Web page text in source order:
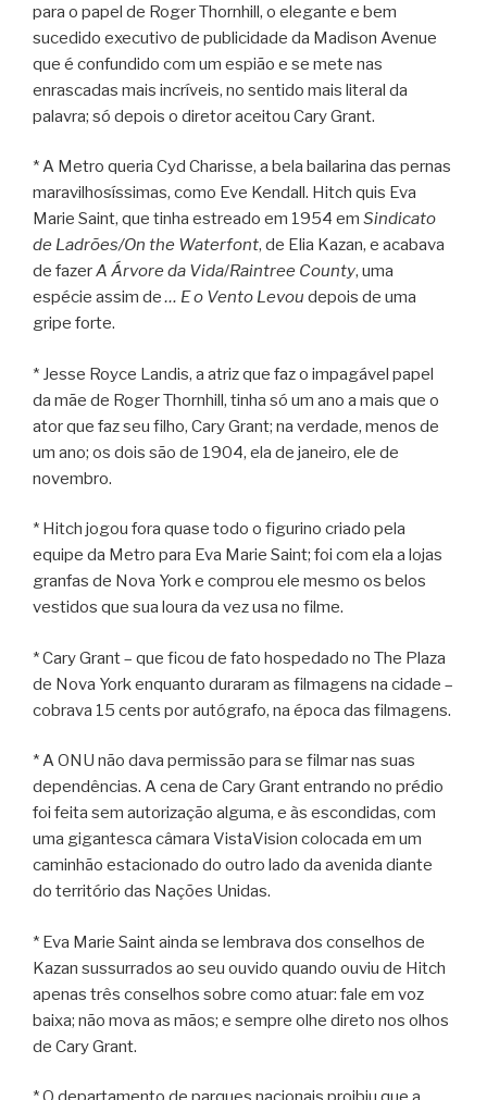
para o papel de Roger Thornhill, o elegante e bem
sucedido executivo de publicidade da Madison Avenue
que é confundido com um espião e se mete nas
enrascadas mais incríveis, no sentido mais literal da
palavra; só depois o diretor aceitou Cary Grant.
* A Metro queria Cyd Charisse, a bela bailarina das pernas
maravilhosíssimas, como Eve Kendall. Hitch quis Eva
Marie Saint, que tinha estreado em 1954 em Sindicato
de Ladrões/On the Waterfont, de Elia Kazan, e acabava
de fazerA Árvore da Vida/Raintree County, uma
espécie assim de… E o Vento Levou depois de uma
gripe forte.
* Jesse Royce Landis, a atriz que faz o impagável papel
da mãe de Roger Thornhill, tinha só um ano a mais que o
ator que faz seu filho, Cary Grant; na verdade, menos de
um ano; os dois são de 1904, ela de janeiro, ele de
novembro.
* Hitch jogou fora quase todo o figurino criado pela
equipe da Metro para Eva Marie Saint; foi com ela a lojas
granfas de Nova York e comprou ele mesmo os belos
vestidos que sua loura da vez usa no filme.
* Cary Grant – que ficou de fato hospedado no The Plaza
de Nova York enquanto duraram as filmagens na cidade –
cobrava 15 cents por autógrafo, na época das filmagens.
* A ONU não dava permissão para se filmar nas suas
dependências. A cena de Cary Grant entrando no prédio
foi feita sem autorização alguma, e às escondidas, com
uma gigantesca câmara VistaVision colocada em um
caminhão estacionado do outro lado da avenida diante
do território das Nações Unidas.
* Eva Marie Saint ainda se lembrava dos conselhos de
Kazan sussurrados ao seu ouvido quando ouviu de Hitch
apenas três conselhos sobre como atuar: fale em voz
baixa; não mova as mãos; e sempre olhe direto nos olhos
de Cary Grant.